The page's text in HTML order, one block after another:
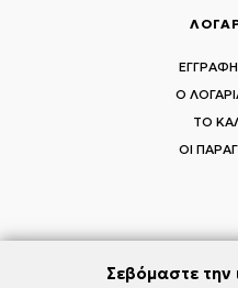
Ο
ΤΟ
ΟΙ
Visit
Σεβόμαστε την